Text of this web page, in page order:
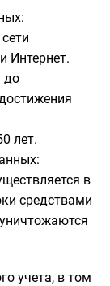
Интернет.
до
лет.
в
средствами
учета, в том